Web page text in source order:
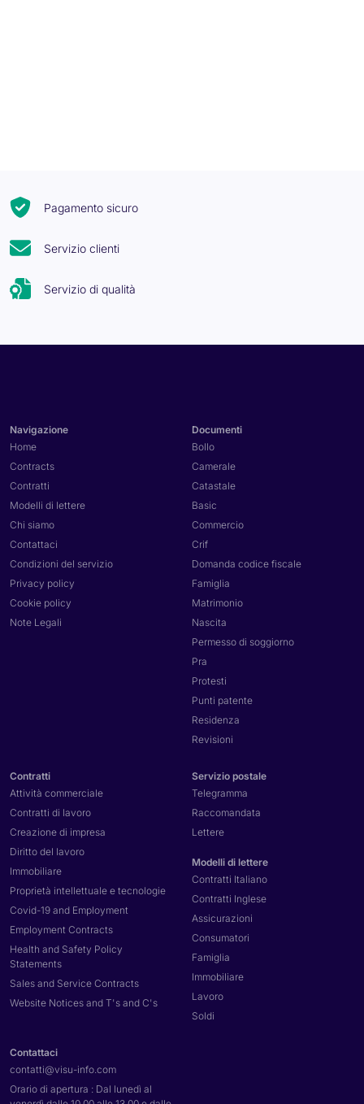
Pagamento sicuro
Servizio clienti
Servizio di qualità
Navigazione
Home
Contracts
Contratti
Modelli di lettere
Chi siamo
Contattaci
Condizioni del servizio
Privacy policy
Cookie policy
Note Legali
Documenti
Bollo
Camerale
Catastale
Basic
Commercio
Crif
Domanda codice fiscale
Famiglia
Matrimonio
Nascita
Permesso di soggiorno
Pra
Protesti
Punti patente
Residenza
Revisioni
Contratti
Attività commerciale
Contratti di lavoro
Creazione di impresa
Diritto del lavoro
Immobiliare
Proprietà intellettuale e tecnologie
Covid-19 and Employment
Employment Contracts
Health and Safety Policy
Statements
Sales and Service Contracts
Website Notices and T's and C's
Servizio postale
Telegramma
Raccomandata
Lettere
Modelli di lettere
Contratti Italiano
Contratti Inglese
Assicurazioni
Consumatori
Famiglia
Immobiliare
Lavoro
Soldi
Contattaci
contatti@visu-info.com
Orario di apertura : Dal lunedì al